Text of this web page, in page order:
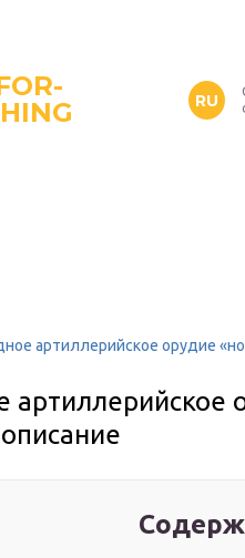
RU
артиллерийское орудие
артиллерийское